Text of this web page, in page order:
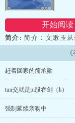
开始阅读
简介: 简介：文漱玉
天龙人看入眼，她除
绑架了她的家人，她
受到伤害，情急之下
伞不打，偏要做那雨
一首台湾民歌，隐喻
婚妻早就放话，如果
良为娼的事情她也做
赶着回家的简承勋
tun交就是pi股吞剑（h）
强制延续亲吻中